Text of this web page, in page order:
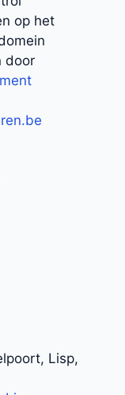
op het
door
Lisp,